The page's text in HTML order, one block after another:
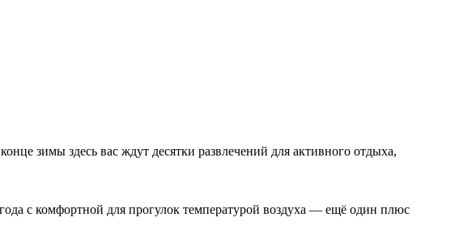
зимы здесь вас ждут десятки развлечений для активного отдыха,
с комфортной для прогулок температурой воздуха — ещё один плюс